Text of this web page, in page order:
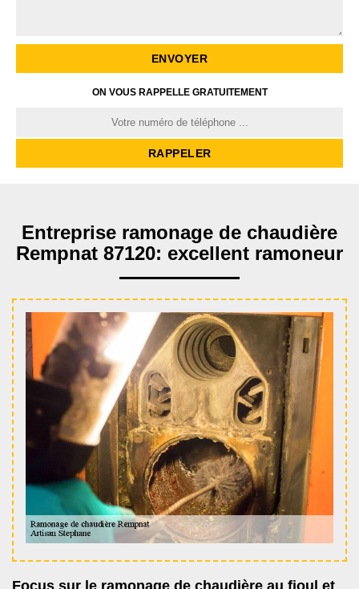
ON VOUS RAPPELLE GRATUITEMENT
Entreprise ramonage de chaudière
Rempnat 87120: excellent ramoneur
Focus sur le ramonage de chaudière au fioul et